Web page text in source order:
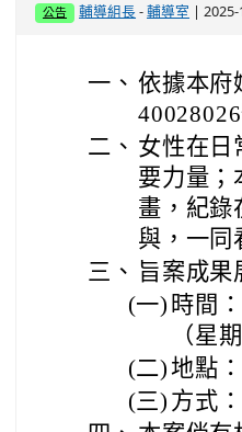
公告 輔導組長 -輔導室 |
一、 依據本府
二、 女性在日
要力量；
畫，紀錄
與，一同
三、 旨案成果
(一) 時間
（星
(二)地點
(三) 方式